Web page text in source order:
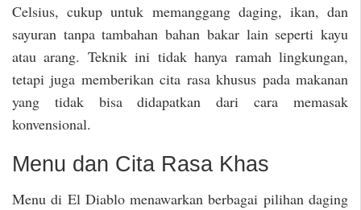
Celsius, cukup untuk memanggang daging, ikan, dan
sayuran tanpa tambahan bahan bakar lain seperti kayu
atau arang. Teknik ini tidak hanya ramah lingkungan,
tetapi juga memberikan cita rasa khusus pada makanan
yang tidak bisa didapatkan dari cara memasak
konvensional.
Menu dan Cita Rasa Khas
Menu di El Diablo menawarkan berbagai pilihan daging